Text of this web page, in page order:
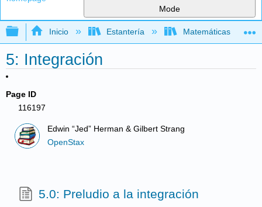
Mode
Expandir/contraer jerarquía global
Inicio Estantería Matemáticas
5: Integración
Page ID
116197
Edwin “Jed” Herman & Gilbert Strang
OpenStax
5.0: Preludio a la integración